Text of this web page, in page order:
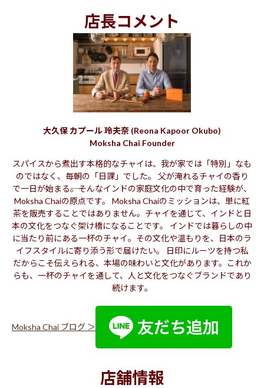
店長コメント
大久保 カプール 玲夫奈 (Reona Kapoor Okubo)
Moksha Chai Founder
スパイスから煮出す本格的なチャイは、我が家では「特別」なも
のではなく、毎朝の「日課」でした。 父が淹れるチャイの香り
で一日が始まる――。そんなインドの家庭文化の中で育った経験が、
Moksha Chaiの原点です。 Moksha Chaiのミッションは、単に紅
茶を販売することではありません。チャイを通じて、インドと日
本の文化をつなぐ架け橋になることです。 インドでは暮らしの中
に当たり前にある一杯のチャイ。その文化や温もりを、日本のラ
イフスタイルに寄り添う形で届けたい。 日印にルーツを持つ私
だからこそ伝えられる、本場の味わいと文化があります。これか
らも、一杯のチャイを通して、人と文化をつなぐブランドであり
続けます。
Moksha Chai ブログ ＞
店舗情報